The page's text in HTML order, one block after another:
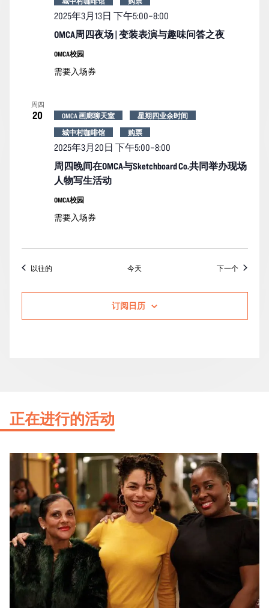
OMCA周四夜场 | 变装表演与趣味问答之夜
2025年3月13日 下午5:00–8:00
OMCA校园
需要入场券
周四
20
周四晚间在OMCA与Sketchboard Co.共同举办现场
人物写生活动
2025年3月20日 下午5:00–8:00
OMCA 画廊聊天室
星期四业余时间
城中村咖啡馆
购票
OMCA校园
需要入场券
以往的活动 今天 下一个活动
订阅日历
正在进行的活动